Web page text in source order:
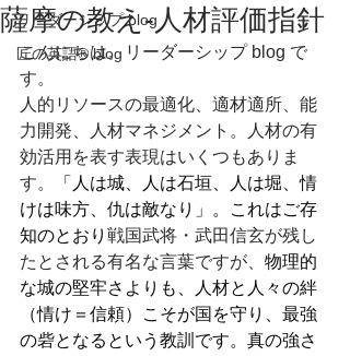
リーダーシップ blog
匠の英語®︎ blog
薩摩の教え-人材評価指針
こんにちは。リーダーシップ blog で
す。
人的リソースの最適化、適材適所、能
力開発、人材マネジメント。人材の有
効活用を表す表現はいくつもありま
す。
「人は城、人は石垣、人は堀、情
けは味方、仇は敵なり」。これはご存
知のとおり 戦国武将・武田信玄が残し
たとされる有名な言葉ですが、 物理的
な城の堅牢さよりも、人材と人々の絆
（情け＝信頼）こそが国を守り、最強
の砦となるという教訓です。真の強さ